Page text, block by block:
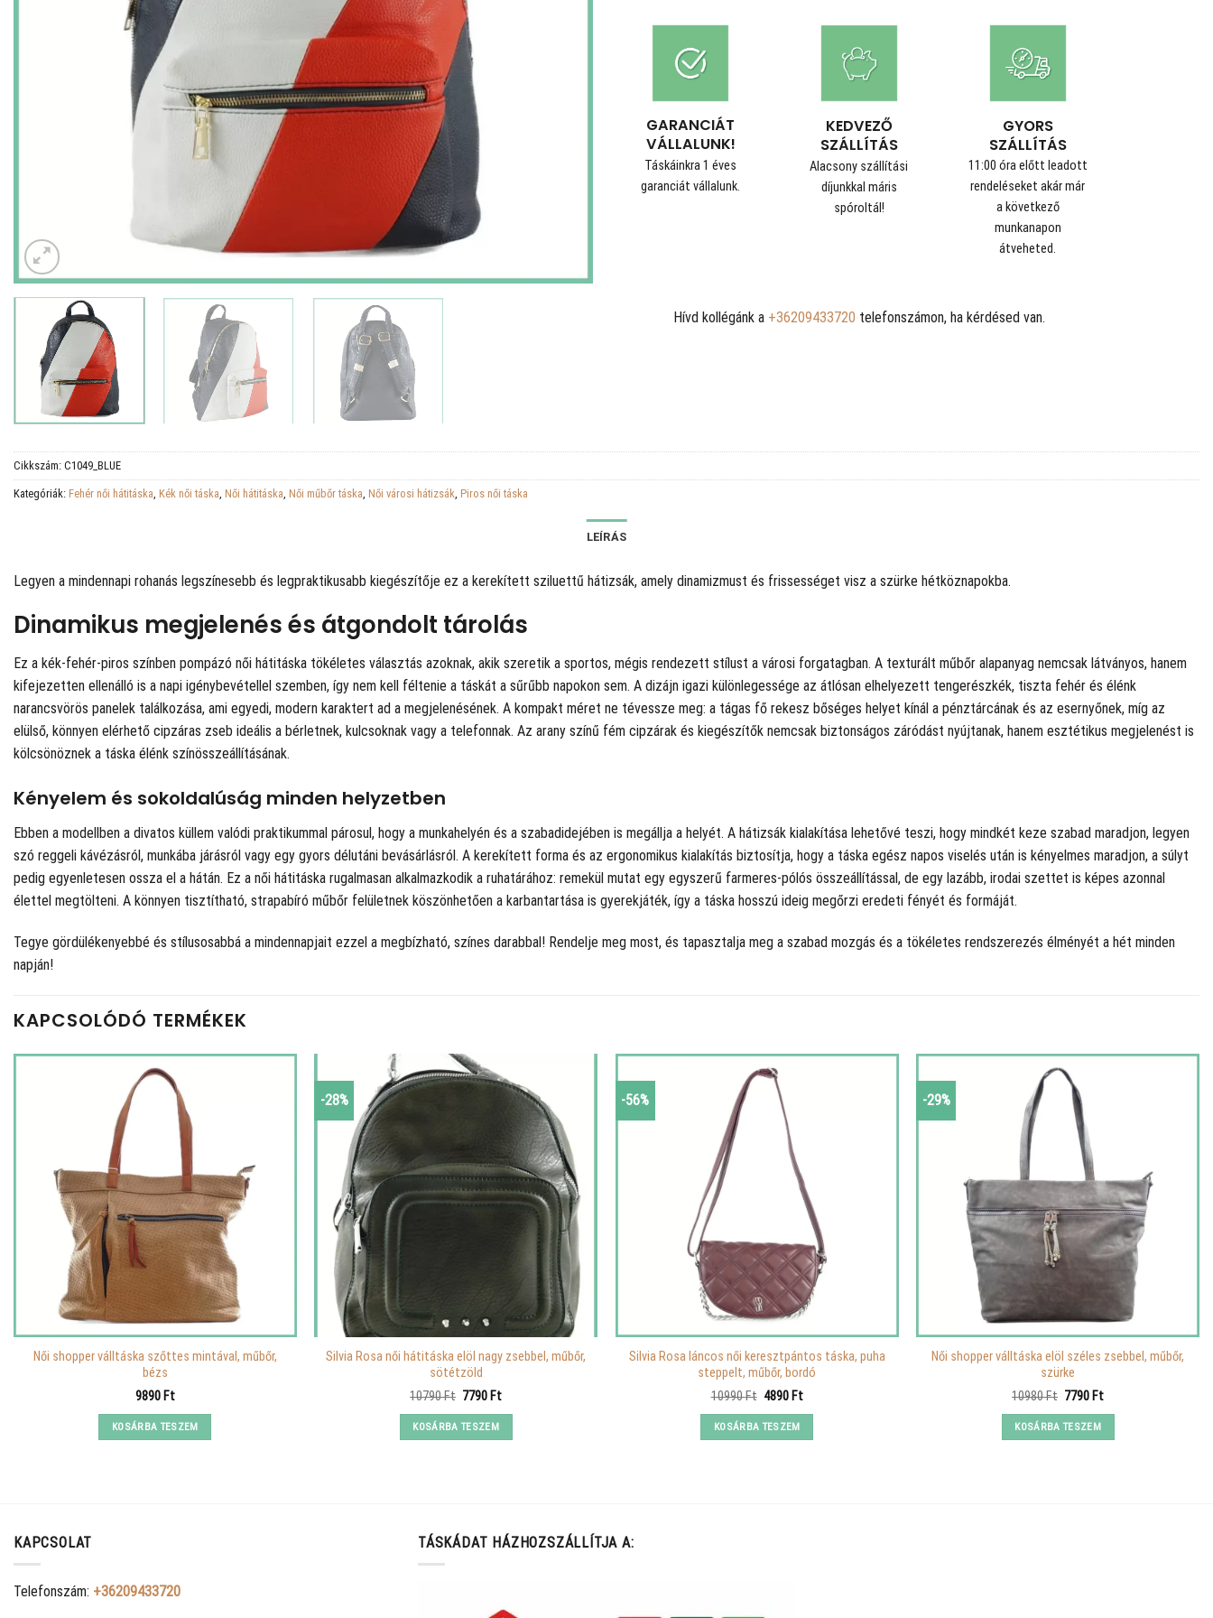
GARANCIÁT
VÁLLALUNK!
Táskáinkra 1 éves
garanciát vállalunk.
KEDVEZŐ
SZÁLLÍTÁS
Alacsony szállítási
díjunkkal máris
spóroltál!
GYORS
SZÁLLÍTÁS
11:00 óra előtt leadott
rendeléseket akár már
a következő
munkanapon
átveheted.
Hívd kollégánk a +36209433720 telefonszámon, ha kérdésed van.
Cikkszám: C1049_BLUE
Kategóriák: Fehér női hátitáska Kék női táska Női hátitáska Női műbőr táska Női városi hátizsák Piros női táska
LEÍRÁS
Legyen a mindennapi rohanás legszínesebb és legpraktikusabb kiegészítője ez a kerekített sziluettű hátizsák, amely dinamizmust és frissességet visz a szürke hétköznapokba.
Dinamikus megjelenés és átgondolt tárolás
Ez a kék-fehér-piros színben pompázó női hátitáska tökéletes választás azoknak, akik szeretik a sportos, mégis rendezett stílust a városi forgatagban. A texturált műbőr alapanyag nemcsak látványos, hanem
kifejezetten ellenálló is a napi igénybevétellel szemben, így nem kell féltenie a táskát a sűrűbb napokon sem. A dizájn igazi különlegessége az átlósan elhelyezett tengerészkék, tiszta fehér és élénk
narancsvörös panelek találkozása, ami egyedi, modern karaktert ad a megjelenésének. A kompakt méret ne tévessze meg: a tágas fő rekesz bőséges helyet kínál a pénztárcának és az esernyőnek, míg az
elülső, könnyen elérhető cipzáras zseb ideális a bérletnek, kulcsoknak vagy a telefonnak. Az arany színű fém cipzárak és kiegészítők nemcsak biztonságos záródást nyújtanak, hanem esztétikus megjelenést is
kölcsönöznek a táska élénk színösszeállításának.
Kényelem és sokoldalúság minden helyzetben
Ebben a modellben a divatos küllem valódi praktikummal párosul, hogy a munkahelyén és a szabadidejében is megállja a helyét. A hátizsák kialakítása lehetővé teszi, hogy mindkét keze szabad maradjon, legyen
szó reggeli kávézásról, munkába járásról vagy egy gyors délutáni bevásárlásról. A kerekített forma és az ergonomikus kialakítás biztosítja, hogy a táska egész napos viselés után is kényelmes maradjon, a súlyt
pedig egyenletesen ossza el a hátán. Ez a női hátitáska rugalmasan alkalmazkodik a ruhatárához: remekül mutat egy egyszerű farmeres-pólós összeállítással, de egy lazább, irodai szettet is képes azonnal
élettel megtölteni. A könnyen tisztítható, strapabíró műbőr felületnek köszönhetően a karbantartása is gyerekjáték, így a táska hosszú ideig megőrzi eredeti fényét és formáját.
Tegye gördülékenyebbé és stílusosabbá a mindennapjait ezzel a megbízható, színes darabbal! Rendelje meg most, és tapasztalja meg a szabad mozgás és a tökéletes rendszerezés élményét a hét minden
napján!
KAPCSOLÓDÓ TERMÉKEK
Női shopper válltáska szőttes mintával, műbőr,
bézs
9890 Ft
KOSÁRBA TESZEM
-28%
Silvia Rosa női hátitáska elöl nagy zsebbel, műbőr,
sötétzöld
10790Ft Original
was:
10790 Ft.
7790 FtCurrent
KOSÁRBA TESZEM
-56%
Silvia Rosa láncos női keresztpántos táska, puha
steppelt, műbőr, bordó
10990Ft Original
was:
10990 Ft.
4890 FtCurrent
KOSÁRBA TESZEM
-29%
Női shopper válltáska elöl széles zsebbel, műbőr,
szürke
10980Ft Original
was:
10980 Ft.
7790 FtCurrent
KOSÁRBA TESZEM
KAPCSOLAT
Telefonszám: +36209433720
TÁSKÁDAT HÁZHOZSZÁLLÍTJA A: